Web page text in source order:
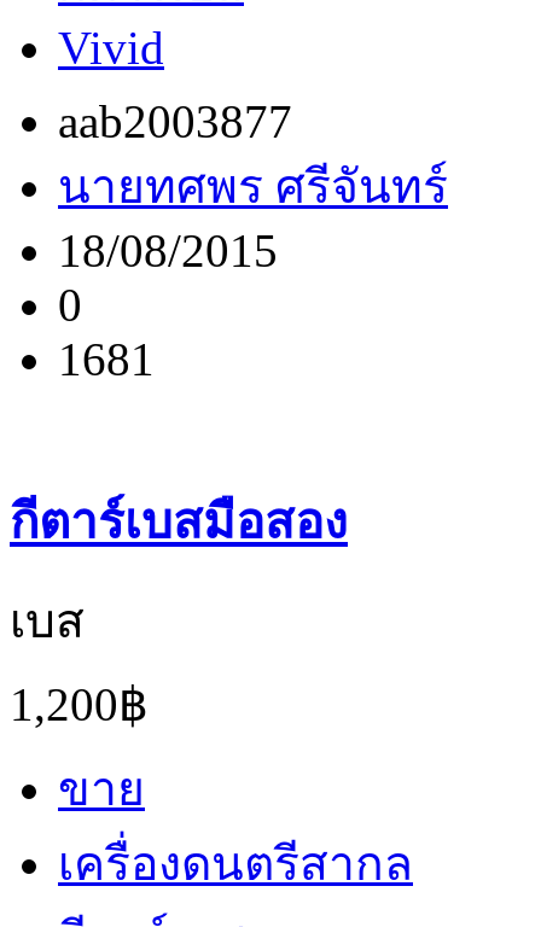
Vivid
aab2003877
นายทศพร ศรีจันทร์
18/08/2015
0
1681
กีตาร์เบสมือสอง
เบส
1,200฿
ขาย
เครื่องดนตรีสากล